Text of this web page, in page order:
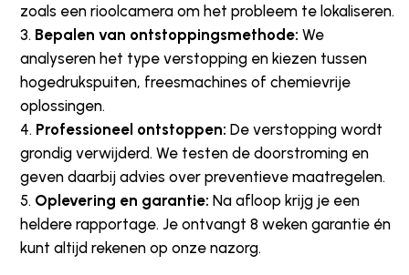
zoals een rioolcamera om het probleem te lokaliseren.
Bepalen van ontstoppingsmethode: We
analyseren het type verstopping en kiezen tussen
hogedrukspuiten, freesmachines of chemievrije
oplossingen.
Professioneel ontstoppen: De verstopping wordt
grondig verwijderd. We testen de doorstroming en
geven daarbij advies over preventieve maatregelen.
Oplevering en garantie: Na afloop krijg je een
heldere rapportage. Je ontvangt 8 weken garantie én
kunt altijd rekenen op onze nazorg.